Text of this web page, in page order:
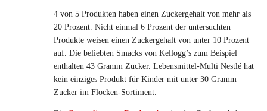
4 von 5 Produkten haben einen Zuckergehalt von mehr als
20 Prozent. Nicht einmal 6 Prozent der untersuchten
Produkte weisen einen Zuckergehalt von unter 10 Prozent
auf. Die beliebten Smacks von Kellogg’s zum Beispiel
enthalten 43 Gramm Zucker. Lebensmittel-Multi Nestlé hat
kein einziges Produkt für Kinder mit unter 30 Gramm
Zucker im Flocken-Sortiment.